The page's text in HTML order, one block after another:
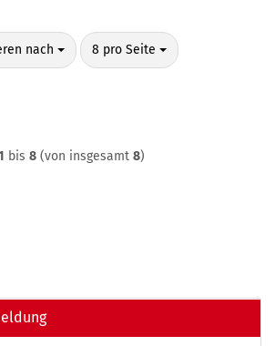
nach
nach 8 pro Seite
pro Seite
bis 8(von insgesamt 8)